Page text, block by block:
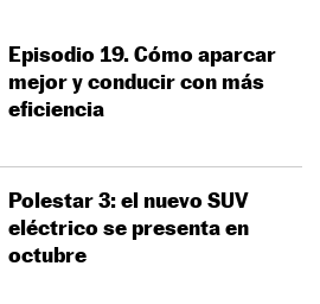
Episodio 19. Cómo aparcar
mejor y conducir con más
eficiencia
Polestar 3: el nuevo SUV
eléctrico se presenta en
octubre